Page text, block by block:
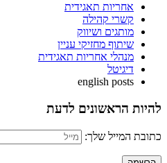
אחריות תאגידית
קשרי קהילה
מותגים ושיווק
שיתוף מחזיקי עניין
מנהלי אחריות תאגידית
דיגיטל
english posts
להיות הראשונים לדעת
כתובת המייל שלך: